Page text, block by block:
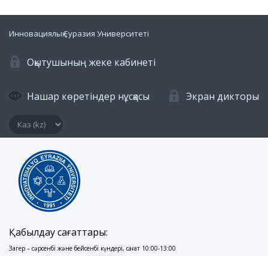
Инновациялық Еуразия Университеті
Оқытушының жеке кабинеті
Нашар көретіндер нұсқасы Экран дикторы
Қабылдау сағаттары:
Заңгер – сәрсенбі және бейсенбі күндері, сағат 10:00-13:00